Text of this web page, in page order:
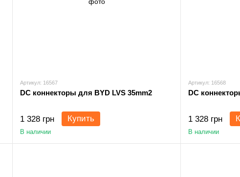
Артикул: 16567
DC коннекторы для BYD LVS 35mm2
1 328 грн Купить
В наличии
Артикул: 16568
DC
1 328 грн
В наличии